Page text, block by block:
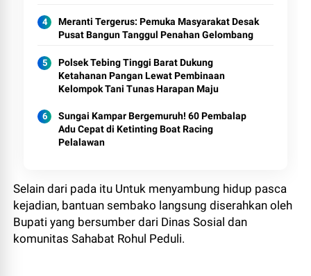
Meranti Tergerus: Pemuka Masyarakat Desak
Pusat Bangun Tanggul Penahan Gelombang
Polsek Tebing Tinggi Barat Dukung
Ketahanan Pangan Lewat Pembinaan
Kelompok Tani Tunas Harapan Maju
Sungai Kampar Bergemuruh! 60 Pembalap
Adu Cepat di Ketinting Boat Racing
Pelalawan
​Selain dari pada itu Untuk menyambung hidup pasca
kejadian, bantuan sembako langsung diserahkan oleh
Bupati yang bersumber dari Dinas Sosial dan
komunitas Sahabat Rohul Peduli.